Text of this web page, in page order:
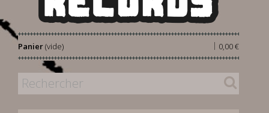
Panier 0,00 €
|
(vide)